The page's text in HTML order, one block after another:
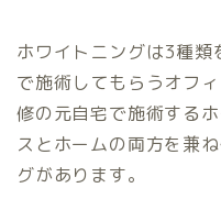
ホワイトニングは3種類
で施術してもらうオフ
修の元自宅で施術する
スとホームの両方を兼
グがあります。